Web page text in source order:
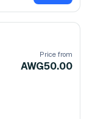
Price from
AWG50.00